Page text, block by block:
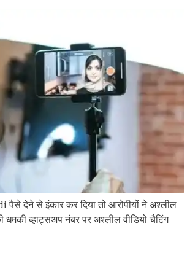
देने से इंकार कर दिया तो आरोपीयों ने अश्लील
धमकी व्हाट्सअप नंबर पर अश्लील वीडियो चैटिंग